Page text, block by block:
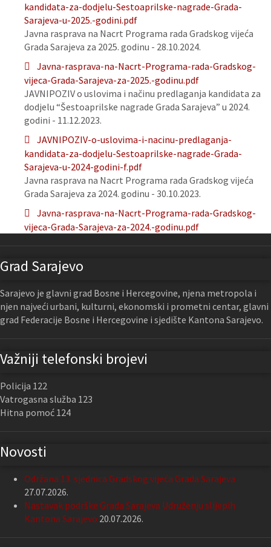
kandidata-za-dodjelu-Sestoaprilske-nagrade-Grada-
Sarajeva-u-2025.-godini.pdf
Javna rasprava na Nacrt Programa rada Gradskog vijeća
Grada Sarajeva za 2025. godinu - 28.10.2024.
Javna-rasprava-na-Nacrt-Programa-rada-Gradskog-
vijeca-Grada-Sarajeva-za-2025.-godinu.pdf
JAVNIPOZIV o uslovima i načinu predlaganja kandidata za
dodjelu “Šestoaprilske nagrade Grada Sarajeva” u 2024.
godini - 11.12.2023.
JAVNIPOZIV-o-uslovima-i-nacinu-predlaganja-
kandidata-za-dodjelu-Sestoaprilske-nagrade-Grada-
Sarajeva-u-2024-godini-f.pdf
Javna rasprava na Nacrt Programa rada Gradskog vijeća
Grada Sarajeva za 2024. godinu - 30.10.2023.
Javna-rasprava-na-Nacrt-Programa-rada-Gradskog-
vijeca-Grada-Sarajeva-za-2024.-godinu.pdf
Grad Sarajevo
Sarajevo je glavni grad Bosne i Hercegovine, njena metropola i
njen najveći urbani, kulturni, ekonomski i prometni centar, glavni
grad Federacije Bosne i Hercegovine i sjedište Kantona Sarajevo.
Važniji telefonski brojevi
Policija 122
Vatrogasna služba 123
Hitna pomoć 124
Novosti
Održana 13. sjednica Gradskog vijeća Grada Sarajeva
27.07.2026.
Nastavak podrške Grada Sarajeva Udruženju slijepih
Kantona Sarajevo 20.07.2026.